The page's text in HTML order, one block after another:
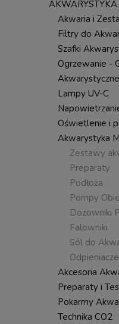
AKWARYSTYKA
Akwaria i
Filtry do
Szafki
Ogrzewanie -
Akwarystyczne
Lampy UV-C
Oświetlenie i
Akwarystyka
Zestawy
Preparaty
Podłoża
Pompy
Dozowniki
Falowniki
Sól do
Odpieniacze
Akcesoria
Preparaty i
Pokarmy
Technika CO2